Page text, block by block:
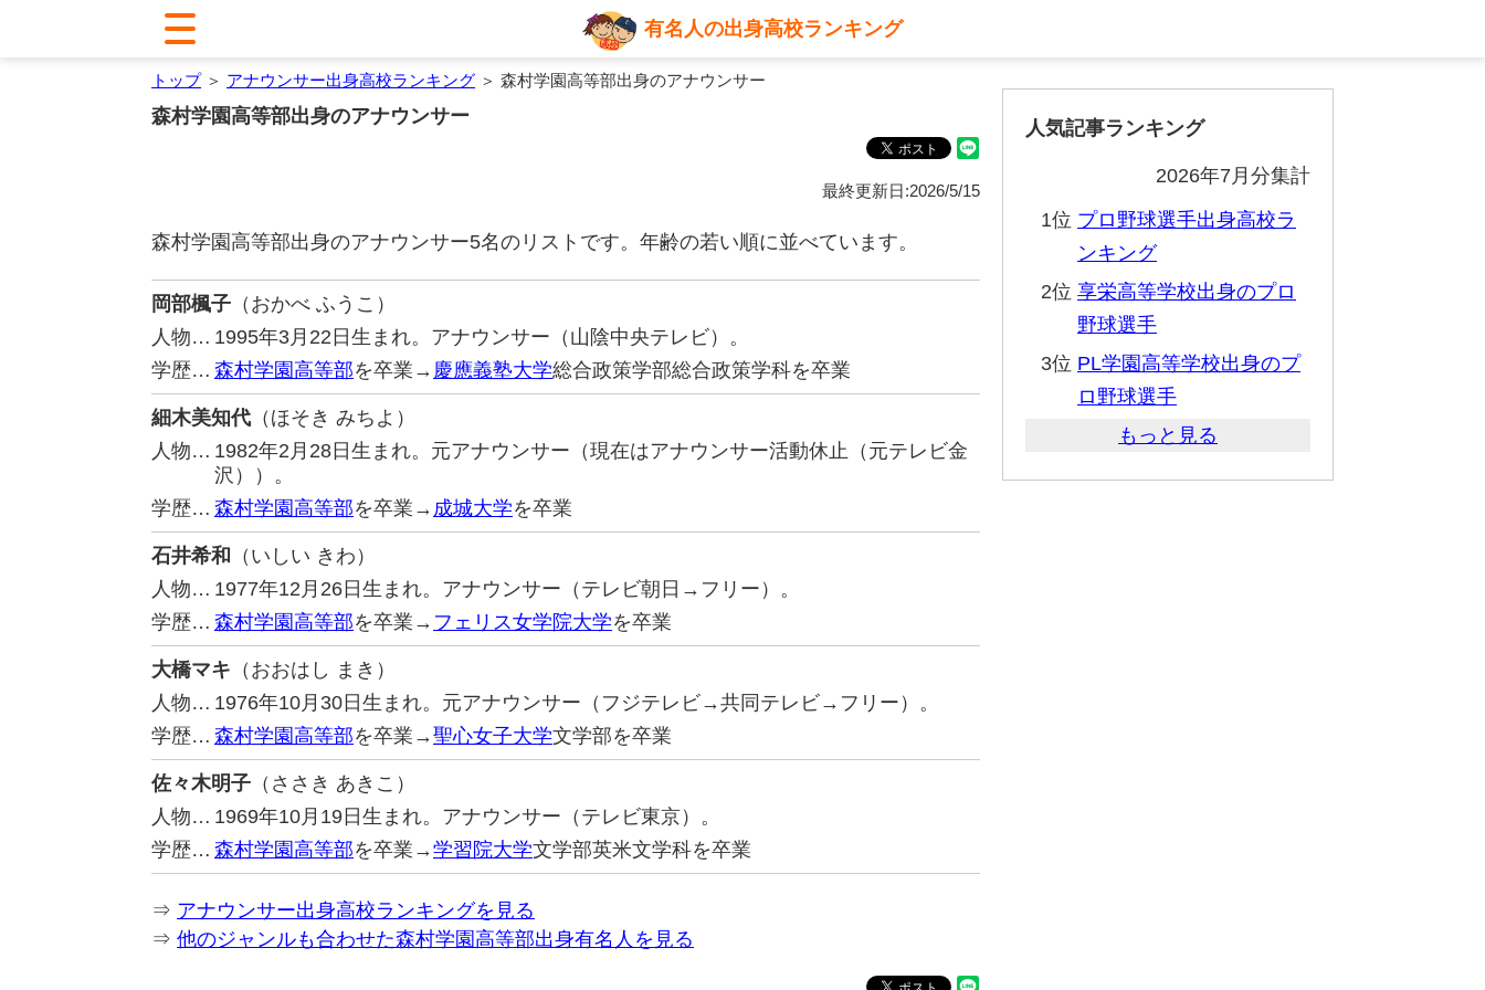
有名人の出身高校ランキング
トップ＞ アナウンサー出身高校ランキング ＞ 森村学園高等部出身のアナウンサー
森村学園高等部出身のアナウンサー
最終更新日:2026/5/15
森村学園高等部出身のアナウンサー5名のリストです。年齢の若い順に並べています。
岡部楓子 （おかべ ふうこ）
人物… 1995年3月22日生まれ。アナウンサー（山陰中央テレビ）。
学歴… 森村学園高等部を卒業→ 慶應義塾大学総合政策学部総合政策学科を卒業
細木美知代 （ほそき みちよ）
人物… 1982年2月28日生まれ。元アナウンサー（現在はアナウンサー活動休止（元テレビ金
沢））。
学歴… 森村学園高等部を卒業→ 成城大学を卒業
石井希和
（いしい きわ）
人物… 1977年12月26日生まれ。アナウンサー（テレビ朝日→フリー）。
学歴… 森村学園高等部を卒業→ フェリス女学院大学を卒業
大橋マキ （おおはし まき）
人物… 1976年10月30日生まれ。元アナウンサー（フジテレビ→共同テレビ→フリー）。
学歴… 森村学園高等部を卒業→聖心女子大学文学部を卒業
佐々木明子 （ささき あきこ）
人物… 1969年10月19日生まれ。アナウンサー（テレビ東京）。
学歴… 森村学園高等部を卒業→学習院大学文学部英米文学科を卒業
⇒ アナウンサー出身高校ランキングを見る
⇒ 他のジャンルも合わせた森村学園高等部出身有名人を見る
人気記事ランキング
2026年7月分集計
1位 プロ野球選手出身高校ラ
ンキング
2位 享栄高等学校出身のプロ
野球選手
3位 PL学園高等学校出身のプ
ロ野球選手
もっと見る